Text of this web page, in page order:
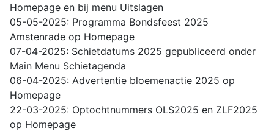
Homepage en bij menu Uitslagen
05-05-2025: Programma Bondsfeest 2025
Amstenrade op Homepage
07-04-2025: Schietdatums 2025 gepubliceerd onder
Main Menu Schietagenda
06-04-2025: Advertentie bloemenactie 2025 op
Homepage
22-03-2025: Optochtnummers OLS2025 en ZLF2025
op Homepage